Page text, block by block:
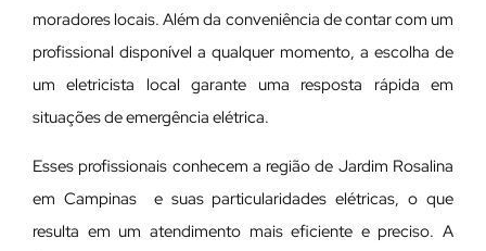
moradores locais. Além da conveniência de contar com um
profissional disponível a qualquer momento, a escolha de
um eletricista local garante uma resposta rápida em
situações de emergência elétrica.
Esses profissionais conhecem a região de Jardim Rosalina
em Campinas e suas particularidades elétricas, o que
resulta em um atendimento mais eficiente e preciso. A